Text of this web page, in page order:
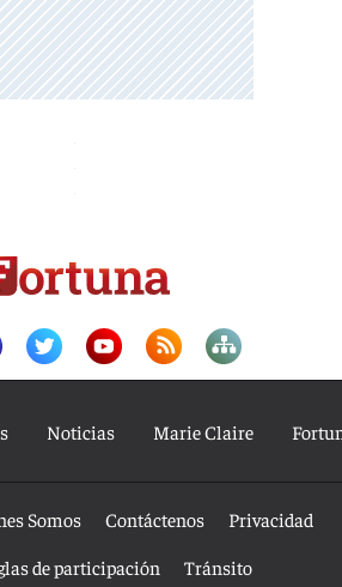
Noticias Marie Claire
Somos Contáctenos
Privacidad
de participación Tránsito